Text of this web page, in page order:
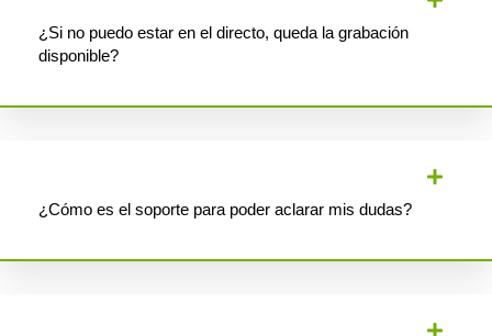
¿Si no puedo estar en el directo, queda la grabación
disponible?
¿Cómo es el soporte para poder aclarar mis dudas?